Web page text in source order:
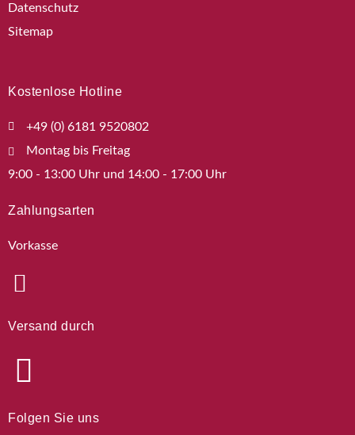
Datenschutz
Sitemap
Kostenlose Hotline
+49 (0) 6181 9520802
Montag bis Freitag
9:00 - 13:00 Uhr und 14:00 - 17:00 Uhr
Zahlungsarten
Vorkasse
Versand durch
Folgen Sie uns